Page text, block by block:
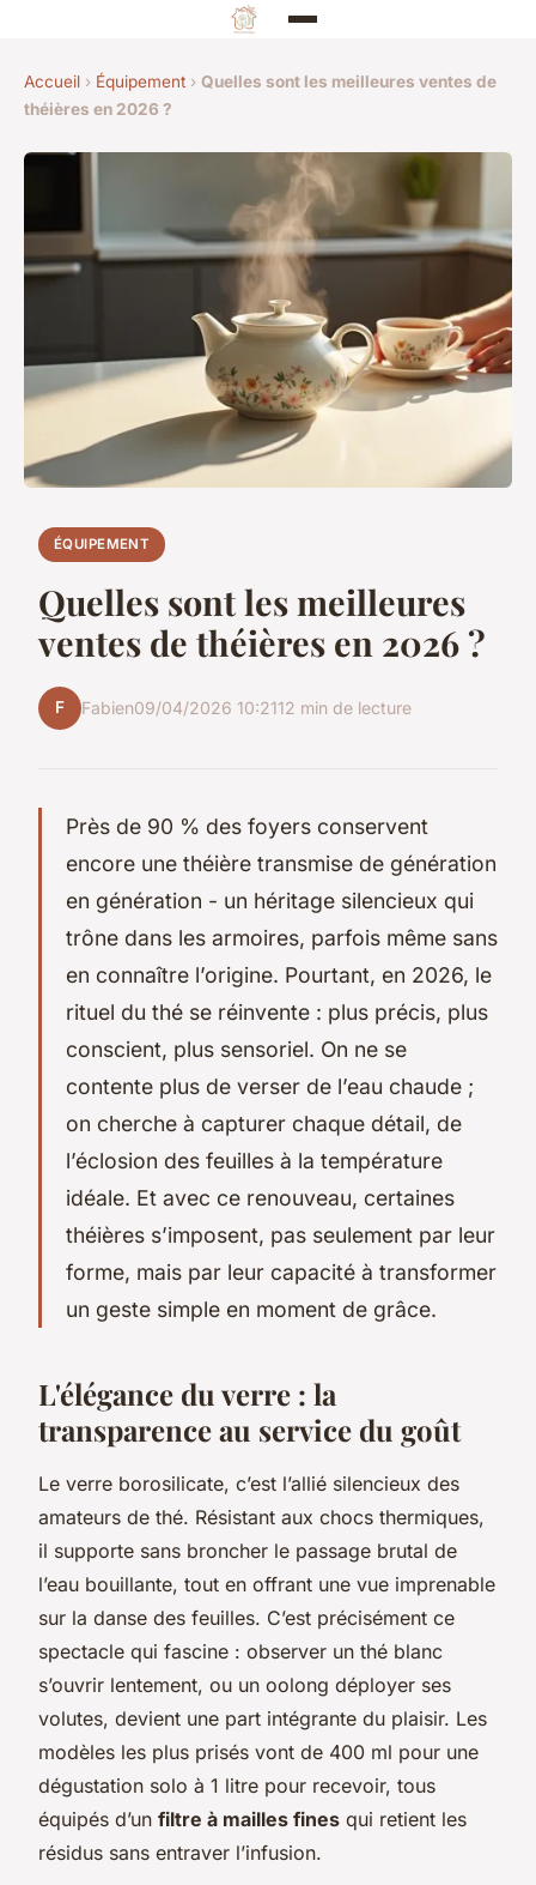
Accueil › Équipement › Quelles sont les meilleures ventes de
théières en 2026 ?
ÉQUIPEMENT
Quelles sont les meilleures
ventes de théières en 2026 ?
F Fabien09/04/2026 10:2112 min de lecture
Près de 90 % des foyers conservent
encore une théière transmise de génération
en génération - un héritage silencieux qui
trône dans les armoires, parfois même sans
en connaître l’origine. Pourtant, en 2026, le
rituel du thé se réinvente : plus précis, plus
conscient, plus sensoriel. On ne se
contente plus de verser de l’eau chaude ;
on cherche à capturer chaque détail, de
l’éclosion des feuilles à la température
idéale. Et avec ce renouveau, certaines
théières s’imposent, pas seulement par leur
forme, mais par leur capacité à transformer
un geste simple en moment de grâce.
L'élégance du verre : la
transparence au service du goût
Le verre borosilicate, c’est l’allié silencieux des
amateurs de thé. Résistant aux chocs thermiques,
il supporte sans broncher le passage brutal de
l’eau bouillante, tout en offrant une vue imprenable
sur la danse des feuilles. C’est précisément ce
spectacle qui fascine : observer un thé blanc
s’ouvrir lentement, ou un oolong déployer ses
volutes, devient une part intégrante du plaisir. Les
modèles les plus prisés vont de 400 ml pour une
dégustation solo à 1 litre pour recevoir, tous
équipés d’un filtre à mailles fines qui retient les
résidus sans entraver l’infusion.